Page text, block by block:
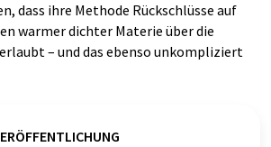
dass ihre Methode Rückschlüsse auf
warmer dichter Materie über die
– und das ebenso unkompliziert